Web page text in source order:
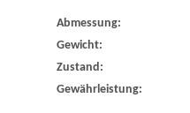
Abmessung:
Gewicht:
Zustand:
Gewährleistung: